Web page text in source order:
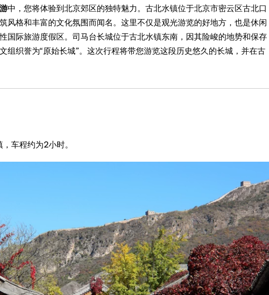
中，您将体验到北京郊区的独特魅力。古北水镇位于北京市密云区古北口
风格和丰富的文化氛围而闻名。这里不仅是观光游览的好地方，也是休闲
国际旅游度假区。司马台长城位于古北水镇东南，因其险峻的地势和保存
组织誉为“原始长城”。这次行程将带您游览这段历史悠久的长城，并在古
车程约为2小时。